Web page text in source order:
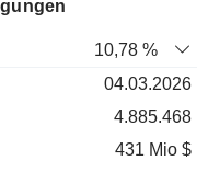
Bewertung
10,78 %
04.03.2026
4.885.468
431 Mio $